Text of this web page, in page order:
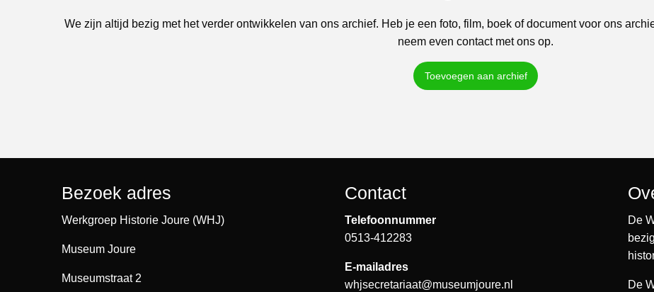
We zijn altijd bezig met het verder ontwikkelen van ons archief. Heb je een foto, film, boek of document voor ons
neem even contact met ons op.
Toevoegen aan archief
Bezoek adres
Werkgroep Historie Joure (WHJ)
Museum Joure
Museumstraat 2
Contact
Telefoonnummer
0513-412283
E-mailadres
whjsecretariaat@museumjoure.nl
De
De